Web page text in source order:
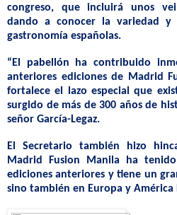
congreso, que incluirá unos
dando a conocer la variedad
gastronomía españolas.
“El pabellón ha contribuido
anteriores ediciones de Madrid
fortalece el lazo especial que
surgido de más de 300 años de
señor García-Legaz.
El Secretario también hizo
Madrid
Fusion Manila ha
ediciones anteriores y tiene un
sino también en Europa y América